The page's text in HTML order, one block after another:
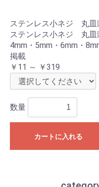
ステンレス小ネジ 丸皿
ステンレス小ネジ 丸皿
4mm・5mm・6mm・
掲載
￥11 ～ ￥319
数量
カートに入れる